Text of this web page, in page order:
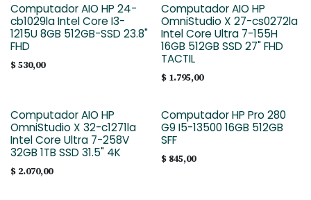
Computador AIO HP 24-
cb1029la Intel Core I3-
1215U 8GB 512GB-SSD 23.8"
FHD
$530,00
Computador AIO HP
OmniStudio X 27-cs0272la
Intel Core Ultra 7-155H
16GB 512GB SSD 27" FHD
TACTIL
$ 1.795,00
Computador AIO HP
OmniStudio X 32-c1271la
Intel Core Ultra 7-258V
32GB 1TB SSD 31.5" 4K
$ 2.070,00
Computador HP Pro 280
G9 I5-13500 16GB 512GB
SFF
$ 845,00